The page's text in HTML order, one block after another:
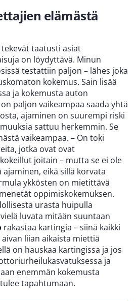
elämästä
taatusti asiat
on löydyttävä. Minun
testattiin paljon – lähes joka
kokemus. Sain lisää
ja kokemusta auton
paljon vaikeampaa saada yhtä
ajaminen on suurempi riski
sattuu herkemmin. Se
vaikeampaa. – On toki
jotka ovat ovat
joitain – mutta se ei ole
eikä sillä korvata
ykkösten on mietittävä
oppimiskokemuksen.
urasta huipulla
luvata mitään suuntaan
rakastaa kartingia – siinä kaikki
liian aikaista miettiä
on hauskaa kartingissa ja jos
ja
enemmän kokemusta
tapahtumaan.